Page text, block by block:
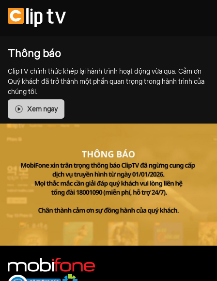
Thông báo
ClipTV chính thức khép lại hành trình hoạt động vừa qua. Cảm ơn
Quý khách đã trở thành một phần quan trọng trong hành trình của
chúng tôi.
Xem ngay